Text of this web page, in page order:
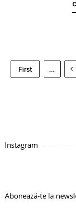
First ...
Instagram
Abonează-te la